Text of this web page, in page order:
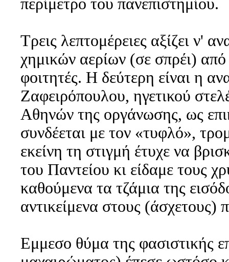
περίμετρο του πανεπιστημίου.
Τρεις λεπτομέρειες αξίζει ν'
χημικών αερίων (σε σπρέι) από
φοιτητές. Η δεύτερη είναι η
Ζαφειρόπουλου, ηγετικού
Αθηνών της οργάνωσης, ως
συνδέεται με τον «τυφλό»,
εκείνη τη στιγμή έτυχε να
του Παντείου κι είδαμε τους
καθούμενα τα τζάμια της
αντικείμενα στους (άσχετους)
Εμμεσο θύμα της φασιστικής